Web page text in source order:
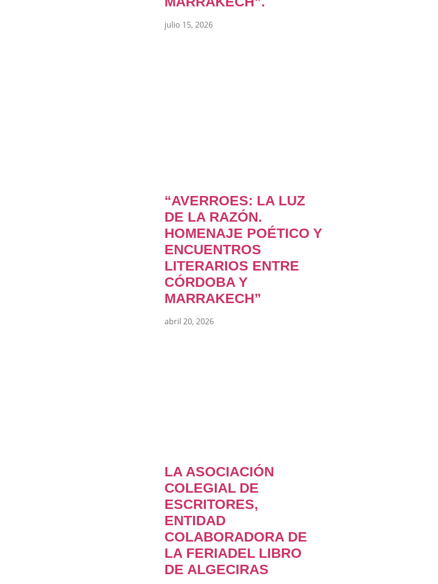
julio 15, 2026
“AVERROES: LA LUZ
DE LA RAZÓN.
HOMENAJE POÉTICO Y
ENCUENTROS
LITERARIOS ENTRE
CÓRDOBA Y
MARRAKECH”
abril 20, 2026
LA ASOCIACIÓN
COLEGIAL DE
ESCRITORES,
ENTIDAD
COLABORADORA DE
LA FERIADEL LIBRO
DE ALGECIRAS